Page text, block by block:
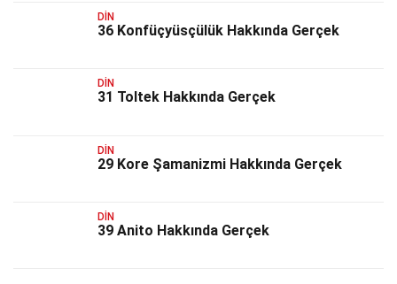
DIN
36 Konfüçyüsçülük Hakkında Gerçek
DIN
31 Toltek Hakkında Gerçek
DIN
29 Kore Şamanizmi Hakkında Gerçek
DIN
39 Anito Hakkında Gerçek